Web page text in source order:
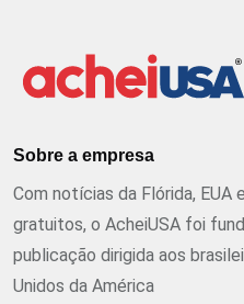
Sobre a empresa
Com notícias da Flórida, EUA
gratuitos, o AcheiUSA foi
publicação dirigida aos
Unidos da América